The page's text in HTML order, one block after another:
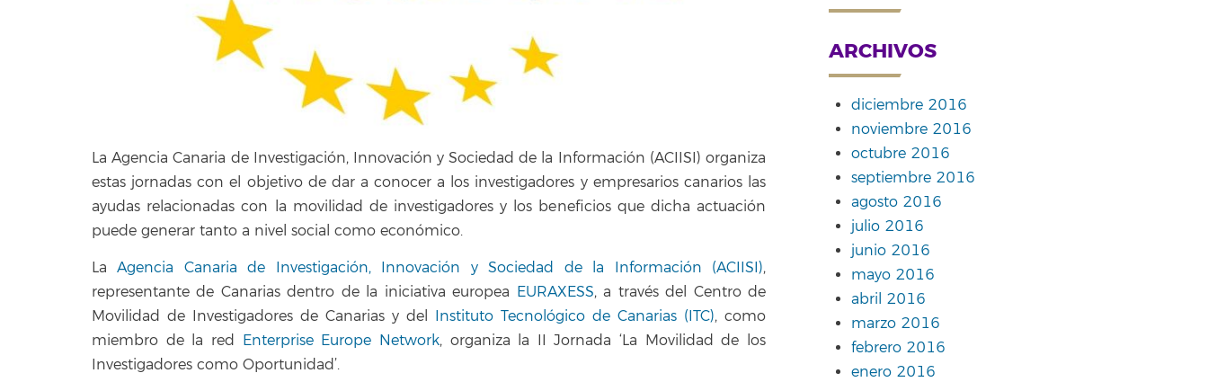
La Agencia Canaria de Investigación, Innovación y Sociedad de la Información (ACIISI) organiza
estas jornadas con el objetivo de dar a conocer a los investigadores y empresarios canarios las
ayudas relacionadas con la movilidad de investigadores y los beneficios que dicha actuación
puede generar tanto a nivel social como económico.
LaAgencia Canaria de Investigación, Innovación y Sociedad de la Información (ACIISI),
representante de Canarias dentro de la iniciativa europea EURAXESS, a través del Centro de
Movilidad de Investigadores de Canarias y del Instituto Tecnológico de Canarias (ITC), como
miembro de la red Enterprise Europe Network, organiza la II Jornada ‘La Movilidad de los
Investigadores como Oportunidad’.
ARCHIVOS
diciembre 2016
noviembre 2016
octubre 2016
septiembre 2016
agosto 2016
julio 2016
junio 2016
mayo 2016
abril 2016
marzo 2016
febrero 2016
enero 2016